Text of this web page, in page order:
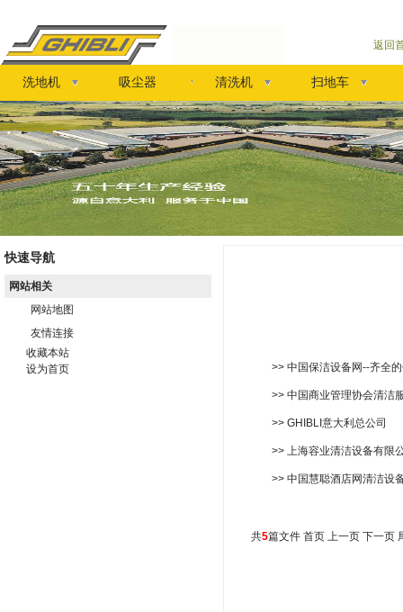
返回
洗地机 吸尘器 清洗机 扫地车
快速导航
网站相关
网站地图
友情连接
收藏本站
设为首页
>> 中国保洁设备网--齐全
>> 中国商业管理协会清洁
>> GHIBLI意大利总公司
>> 上海容业清洁设备有限
>> 中国慧聪酒店网清洁设
共5篇文件 首页 上一页 下一页